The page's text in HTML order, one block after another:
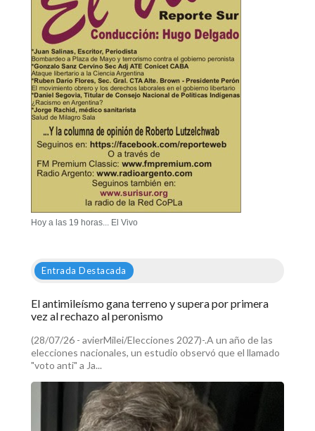
Hoy a las 19 horas... El Vivo
Entrada Destacada
El antimileísmo gana terreno y supera por primera
vez al rechazo al peronismo
(28/07/26 - avierMilei/Elecciones 2027)-.A un año de las
elecciones nacionales, un estudio observó que el llamado
"voto anti" a Ja...